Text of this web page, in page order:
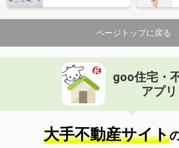
ページトップに戻る
goo住宅・
アプリ
大手不動産サイト